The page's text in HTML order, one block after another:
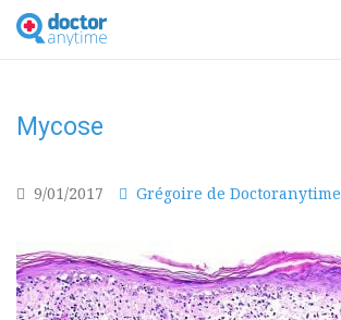
DoctorAnyTime
You
are
Mycose
9/01/2017 Grégoire de Doctoranytime